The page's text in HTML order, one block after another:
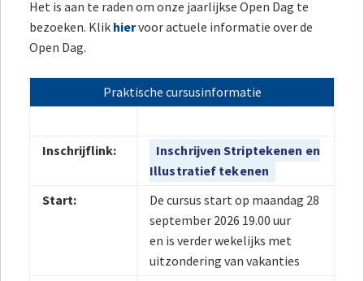
Het is aan te raden om onze jaarlijkse Open Dag te
bezoeken. Klik hiervoor actuele informatie over de
Open Dag.
Praktische cursusinformatie
Inschrijflink:
Inschrijven Striptekenen en
Illustratief tekenen
Start:
De cursus start op maandag 28
september 2026 19.00 uur
en is verder wekelijks met
uitzondering van vakanties